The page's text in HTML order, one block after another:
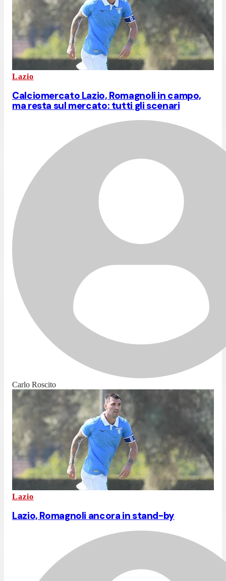
Lazio
Calciomercato Lazio, Romagnoli in campo,
ma resta sul mercato: tutti gli scenari
Carlo Roscito
Lazio
Lazio, Romagnoli ancora in stand-by